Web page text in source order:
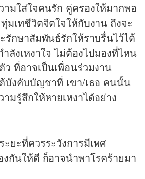
ามใส่ใจคนรัก คู่ครองให้มากพอ
มเทชีวิตจิตใจให้กับงาน ถึงจะ
กษาสัมพันธ์รักให้ราบรื่นไว้ได้
ลังเหงาใจ ไม่ต้องไปมองที่ไหน
ที่อาจเป็นเพื่อนร่วมงาน
บังคับบัญชาที่ เขา/เธอ คนนั้น
มรู้สึกให้หายเหงาได้อย่าง
ะยะที่ควรระวังการมีเพศ
กันให้ดี ก็อาจนำพาโรคร้ายมา